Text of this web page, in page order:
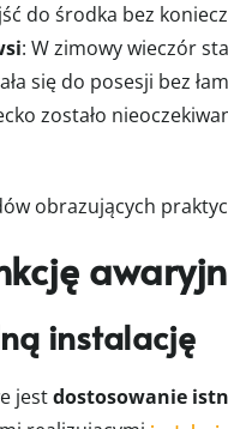
do środka bez
: W zimowy wieczór
się do posesji bez
zostało
obrazujących
instalację
jestdostosowanie